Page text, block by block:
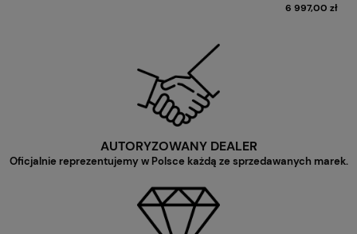
6 997,00 zł
AUTORYZOWANY DEALER
Oficjalnie reprezentujemy w Polsce każdą ze sprzedawanych marek.